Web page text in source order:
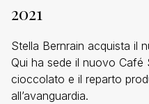
2021
Stella Bernrain acquista il
Qui ha sede il nuovo Café
cioccolato e il reparto
all’avanguardia.